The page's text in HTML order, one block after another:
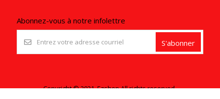
Abonnez-vous à notre infolettre
S'abonner
Copyright © 2021. Ezshop All rights reserved.